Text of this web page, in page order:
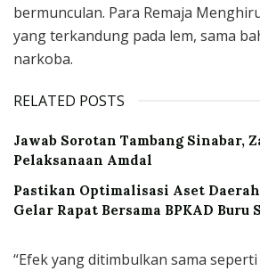
bermunculan. Para Remaja
yang terkandung pada lem, sama
narkoba.
RELATED POSTS
Jawab Sorotan Tambang Sinabar,
Pelaksanaan Amdal
Pastikan Optimalisasi Aset
Gelar Rapat Bersama BPKAD Buru
“Efek yang ditimbulkan sama